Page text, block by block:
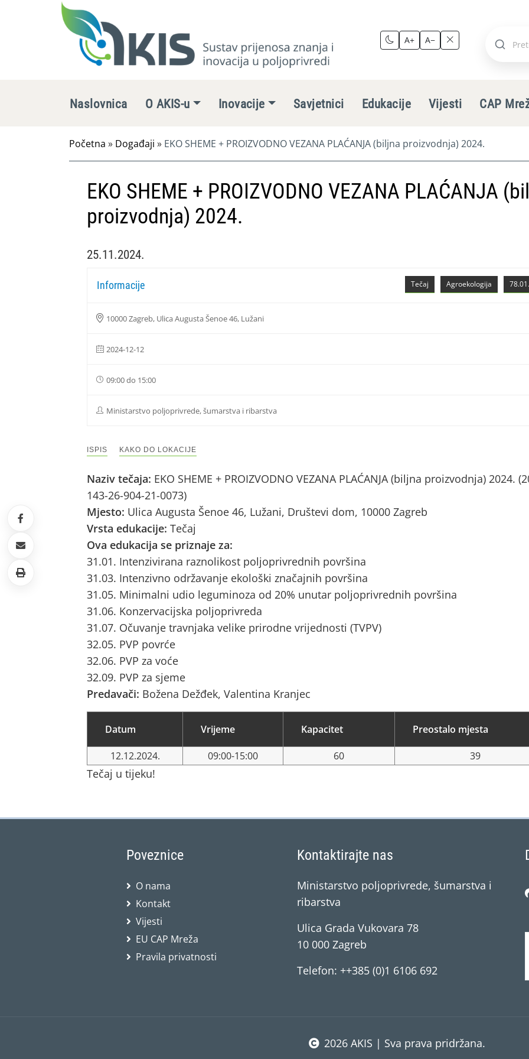
A+ A−
Pretraži
Naslovnica O AKIS-u Inovacije Savjetnici Edukacije Vijesti CAP
Početna » Događaji » EKO SHEME + PROIZVODNO VEZANA PLAĆANJA (biljna proizvodnja) 2024.
EKO SHEME + PROIZVODNO VEZANA PLAĆANJA
proizvodnja) 2024.
25.11.2024.
Agroekologija
Tečaj
Informacije
10000 Zagreb, Ulica Augusta Šenoe 46, Lužani
2024-12-12
09:00 do 15:00
Ministarstvo poljoprivrede, šumarstva i ribarstva
ISPIS KAKO DO LOKACIJE
Naziv tečaja: EKO SHEME + PROIZVODNO VEZANA PLAĆANJA (biljna proizvodnja) 2024.
143-26-904-21-0073)
Mjesto: Ulica Augusta Šenoe 46, Lužani, Društevi dom, 10000 Zagreb
Vrsta edukacije: Tečaj
Ova edukacija se priznaje za:
31.01. Intenzivirana raznolikost poljoprivrednih površina
31.03. Intenzivno održavanje ekološki značajnih površina
31.05. Minimalni udio leguminoza od 20% unutar poljoprivrednih površina
31.06. Konzervacijska poljoprivreda
31.07. Očuvanje travnjaka velike prirodne vrijednosti (TVPV)
32.05. PVP povrće
32.06. PVP za voće
32.09. PVP za sjeme
Predavači: Božena Dežđek, Valentina Kranjec
Datum Vrijeme Kapacitet Preostalo mjesta
12.12.2024. 09:00-15:00 60 39
Tečaj u tijeku!
Poveznice
O nama
Kontakt
Vijesti
EU CAP Mreža
Pravila privatnosti
Kontaktirajte nas
Ministarstvo poljoprivrede, šumarstva i
ribarstva
Ulica Grada Vukovara 78
10 000 Zagreb
Telefon: ++385 (0)1 6106 692
2026 AKIS | Sva prava pridržana.